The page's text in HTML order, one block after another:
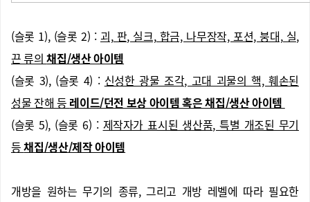
(슬롯 1), (슬롯 2) : 괴, 판, 실크, 합금, 나무장작, 포션, 붕대, 실,
끈 류의채집/생산 아이템
(슬롯 3), (슬롯 4) : 신성한 광물 조각, 고대 괴물의 핵, 훼손된
성물 잔해 등 레이드/던전 보상 아이템 혹은 채집/생산 아이템
(슬롯 5), (슬롯 6) : 제작자가 표시된 생산품, 특별 개조된 무기
등채집/생산/제작 아이템
개방을 원하는 무기의 종류, 그리고 개방 레벨에 따라 필요한